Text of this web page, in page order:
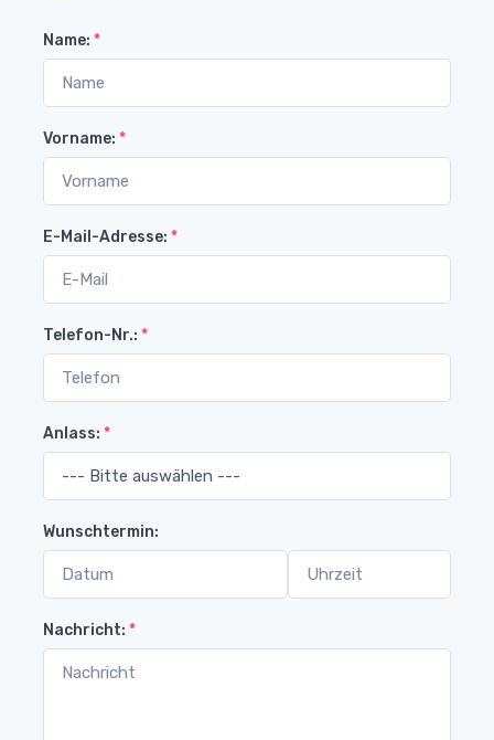
Name: *
Vorname: *
E-Mail-Adresse: *
Telefon-Nr.: *
Anlass: *
Wunschtermin:
Nachricht: *